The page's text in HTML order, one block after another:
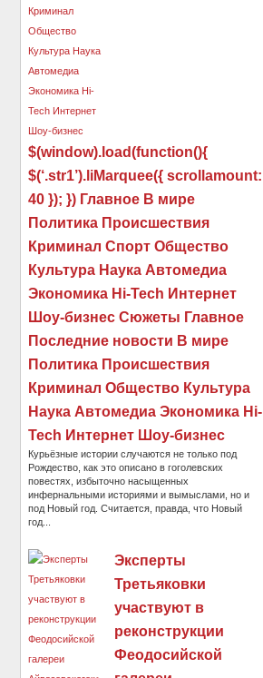
$(window).load(function(){
$(‘.str1’).liMarquee({ scrollamount:
40 }); }) Главное В мире
Политика Происшествия
Криминал Спорт Общество
Культура Наука Автомедиа
Экономика Hi-Tech Интернет
Шоу-бизнес Сюжеты Главное
Последние новости В мире
Политика Происшествия
Криминал Общество Культура
Наука Автомедиа Экономика Hi-
Tech Интернет Шоу-бизнес
Курьёзные истории случаются не только под
Рождество, как это описано в гоголевских
повестях, избыточно насыщенных
инфернальными историями и вымыслами, но и
под Новый год. Считается, правда, что Новый
год...
Эксперты
Третьяковки
участвуют в
реконструкции
Феодосийской